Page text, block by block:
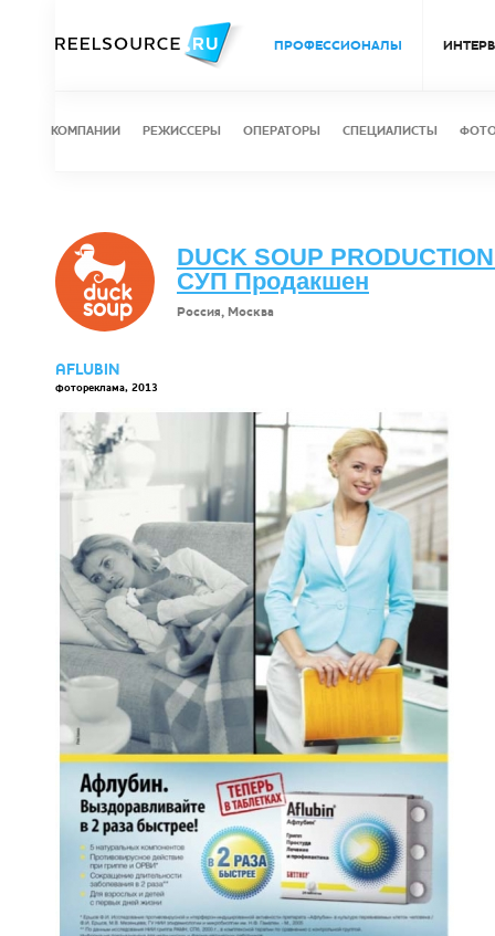
ПРОФЕССИОНАЛЫ
КОМПАНИИ РЕЖИССЕРЫ ОПЕРАТОРЫ СПЕЦИАЛИСТЫ
DUCK SOUP
СУП Продакшен
Россия, Москва
AFLUBIN
фотореклама, 2013